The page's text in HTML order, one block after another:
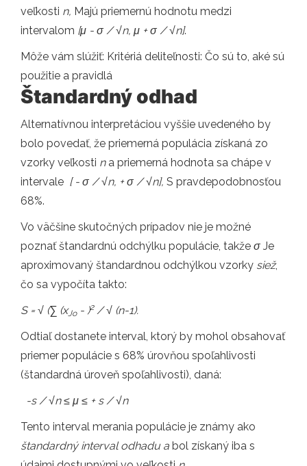
veľkosti n, Majú priemernú hodnotu medzi
intervalom [μ - σ / √n, μ + σ / √n].
Môže vám slúžiť: Kritériá deliteľnosti: Čo sú to, aké sú
použitie a pravidlá
Štandardný odhad
Alternatívnou interpretáciou vyššie uvedeného by
bolo povedať, že priemerná populácia získaná zo
vzorky veľkosti na priemerná hodnota sa chápe v
intervale [ - σ / √n, + σ / √n], S pravdepodobnosťou
68%.
Vo väčšine skutočných prípadov nie je možné
poznať štandardnú odchýlku populácie, takže σ Je
aproximovaný štandardnou odchýlkou ​​vzorky siež,
čo sa vypočíta takto:
S = √ (∑ (xJo- )2/ √ (n-1).
Odtiaľ dostanete interval, ktorý by mohol obsahovať
priemer populácie s 68% úrovňou spoľahlivosti
(štandardná úroveň spoľahlivosti), daná:
-s / √n ≤ μ ≤ + s / √n
Tento interval merania populácie je známy ako
štandardný interval odhadu a bol získaný iba s